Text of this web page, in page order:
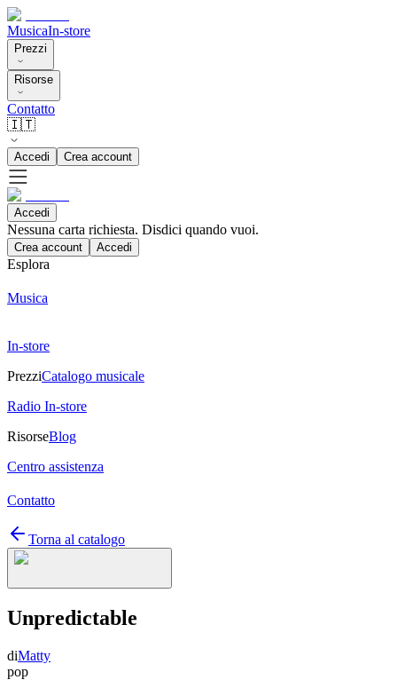
MusicaIn-store
Prezzi
Risorse
Contatto
🇮🇹
Accedi Crea account
Accedi
Nessuna carta richiesta. Disdici quando vuoi.
Crea account Accedi
Esplora
Musica
In-store
PrezziCatalogo musicale
Radio In-store
RisorseBlog
Centro assistenza
Contatto
Torna al catalogo
Unpredictable
diMatty
pop